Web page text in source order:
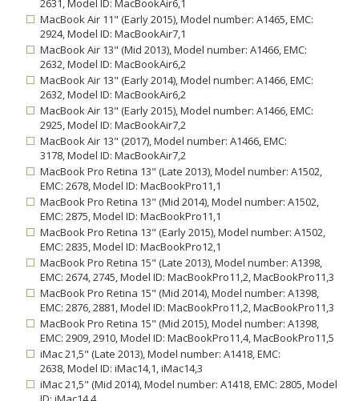
2631, Model ID: MacBookAir6,1
MacBook Air 11" (Early 2015), Model number: A1465, EMC:
2924, Model ID: MacBookAir7,1
MacBook Air 13" (Mid 2013), Model number: A1466, EMC:
2632, Model ID: MacBookAir6,2
MacBook Air 13" (Early 2014), Model number: A1466, EMC:
2632, Model ID: MacBookAir6,2
MacBook Air 13" (Early 2015), Model number: A1466, EMC:
2925, Model ID: MacBookAir7,2
MacBook Air 13" (2017), Model number: A1466, EMC:
3178, Model ID: MacBookAir7,2
MacBook Pro Retina 13" (Late 2013), Model number: A1502,
EMC: 2678, Model ID: MacBookPro11,1
MacBook Pro Retina 13" (Mid 2014), Model number: A1502,
EMC: 2875, Model ID: MacBookPro11,1
MacBook Pro Retina 13" (Early 2015), Model number: A1502,
EMC: 2835, Model ID: MacBookPro12,1
MacBook Pro Retina 15" (Late 2013), Model number: A1398,
EMC: 2674, 2745, Model ID: MacBookPro11,2, MacBookPro11,3
MacBook Pro Retina 15" (Mid 2014), Model number: A1398,
EMC: 2876, 2881, Model ID: MacBookPro11,2, MacBookPro11,3
MacBook Pro Retina 15" (Mid 2015), Model number: A1398,
EMC: 2909, 2910, Model ID: MacBookPro11,4, MacBookPro11,5
iMac 21,5" (Late 2013), Model number: A1418, EMC:
2638, Model ID: iMac14,1, iMac14,3
iMac 21,5" (Mid 2014), Model number: A1418, EMC: 2805, Model